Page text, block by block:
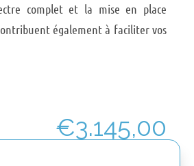
complet et la mise en place
également à faciliter vos
€3.145,00